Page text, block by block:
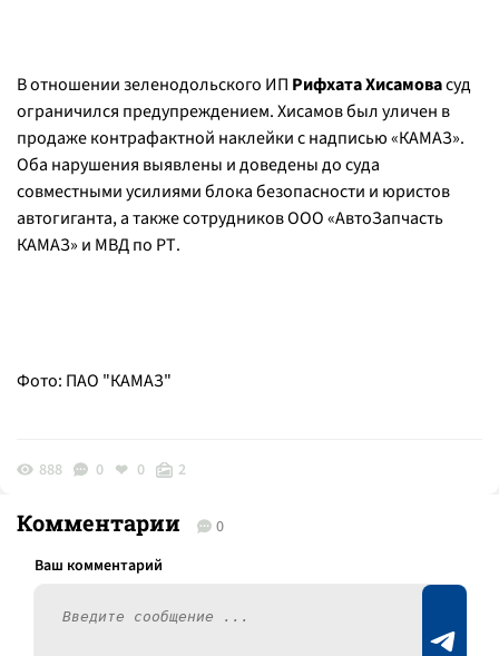
В отношении зеленодольского ИП Рифхата Хисамовасуд
ограничился предупреждением. Хисамов был уличен в
продаже контрафактной наклейки с надписью «КАМАЗ».
Оба нарушения выявлены и доведены до суда
совместными усилиями блока безопасности и юристов
автогиганта, а также сотрудников ООО «АвтоЗапчасть
КАМАЗ» и МВД по РТ.
Фото: ПАО "КАМАЗ"
888 0 0 2
Комментарии 0